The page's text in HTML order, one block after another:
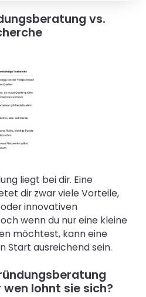
vs.
liegt bei dir. Eine
dir zwar viele Vorteile,
innovativen
wenn du nur eine kleine
möchtest, kann eine
Start ausreichend sein.
lohnt sie sich?